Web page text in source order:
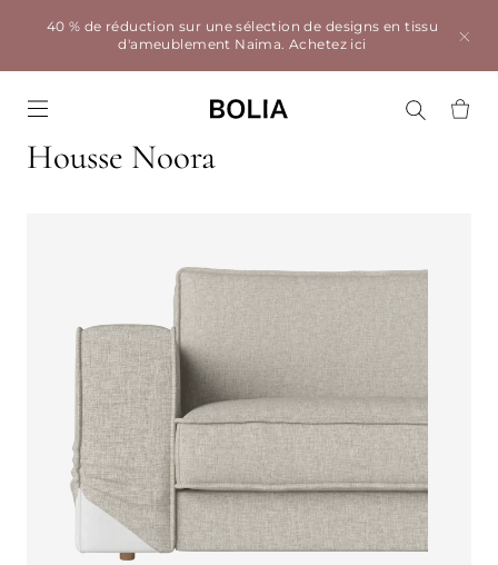
40 % de réduction sur une sélection de designs en tissu
d'ameublement Naima.Achetez ici
Housse Noora